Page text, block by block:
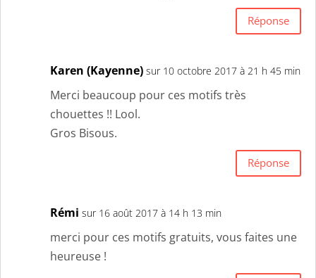
Réponse
Karen (Kayenne) sur 10 octobre 2017 à 21 h 45 min
Merci beaucoup pour ces motifs très
chouettes !! Lool.
Gros Bisous.
Réponse
Rémi sur 16 août 2017 à 14 h 13 min
merci pour ces motifs gratuits, vous faites une
heureuse !